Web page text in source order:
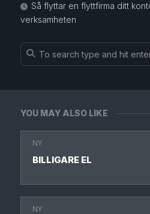
YOU MAY ALSO LIKE
NY
BILLIGARE EL
NY
Så flyttar en flyttfirma ditt
verksamheten